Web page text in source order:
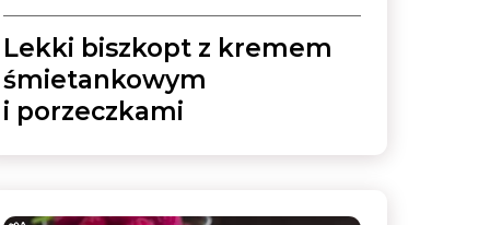
Lekki biszkopt z kremem
śmietankowym
i porzeczkami